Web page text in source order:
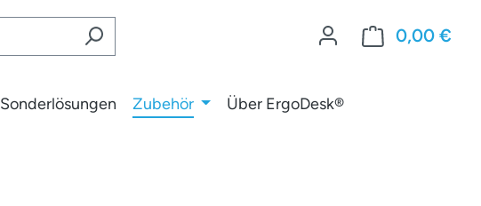
0,00 €
Sonderlösungen Zubehör Über ErgoDesk®